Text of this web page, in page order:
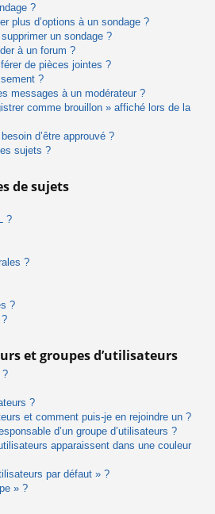
?
plus d’options à un sondage ?
un sondage ?
à un forum ?
de pièces jointes ?
?
messages à un modérateur ?
comme brouillon » affiché lors de la
d’être approuvé ?
sujets ?
de sujets
?
?
?
et groupes d’utilisateurs
?
?
et comment puis-je en rejoindre un ?
d’un groupe d’utilisateurs ?
apparaissent dans une couleur
par défaut » ?
» ?